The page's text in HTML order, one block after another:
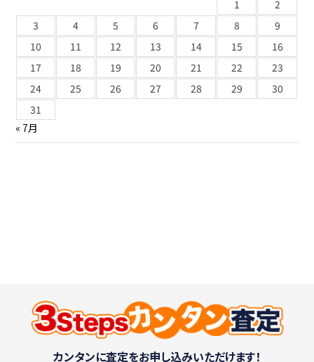
1
2
3
4 5 6 7 8
9
10
11 12 13 14 15
16
17
18 19 20 21 22
23
24
25 26 27 28 29
30
31
« 7月
カンタンに査定をお申し込みいただけます！